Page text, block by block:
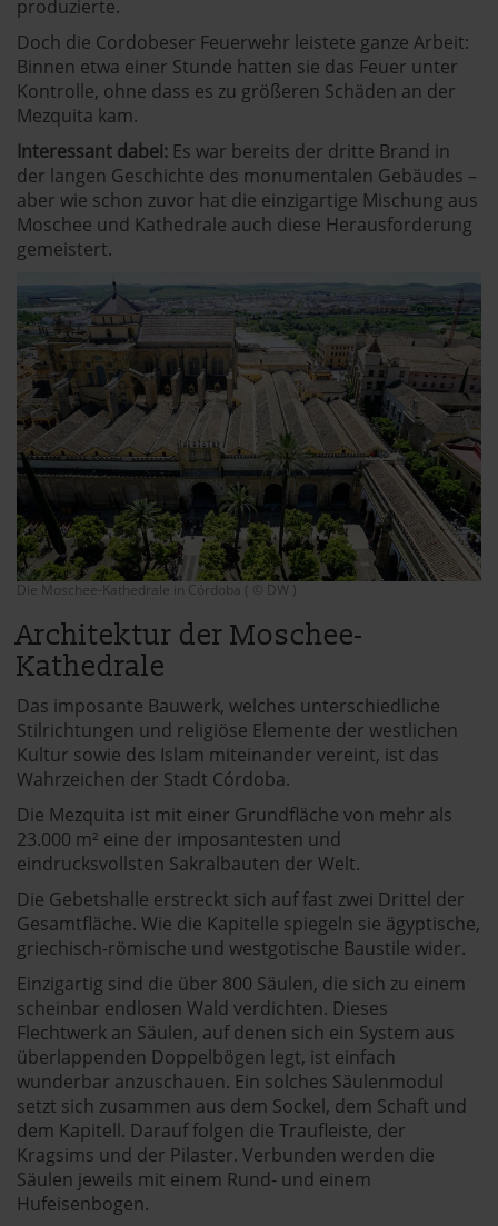
produzierte.
Doch die Cordobeser Feuerwehr leistete ganze Arbeit:
Binnen etwa einer Stunde hatten sie das Feuer unter
Kontrolle, ohne dass es zu größeren Schäden an der
Mezquita kam.
Interessant dabei: Es war bereits der dritte Brand in
der langen Geschichte des monumentalen Gebäudes –
aber wie schon zuvor hat die einzigartige Mischung aus
Moschee und Kathedrale auch diese Herausforderung
gemeistert.
Die Moschee-Kathedrale in Córdoba ( © DW )
Architektur der Moschee-
Kathedrale
Das imposante Bauwerk, welches unterschiedliche
Stilrichtungen und religiöse Elemente der westlichen
Kultur sowie des Islam miteinander vereint, ist das
Wahrzeichen der Stadt Córdoba.
Die Mezquita ist mit einer Grundfläche von mehr als
23.000 m² eine der imposantesten und
eindrucksvollsten Sakralbauten der Welt.
Die Gebetshalle erstreckt sich auf fast zwei Drittel der
Gesamtfläche. Wie die Kapitelle spiegeln sie ägyptische,
griechisch-römische und westgotische Baustile wider.
Einzigartig sind die über 800 Säulen, die sich zu einem
scheinbar endlosen Wald verdichten. Dieses
Flechtwerk an Säulen, auf denen sich ein System aus
überlappenden Doppelbögen legt, ist einfach
wunderbar anzuschauen. Ein solches Säulenmodul
setzt sich zusammen aus dem Sockel, dem Schaft und
dem Kapitell. Darauf folgen die Traufleiste, der
Kragsims und der Pilaster. Verbunden werden die
Säulen jeweils mit einem Rund- und einem
Hufeisenbogen.